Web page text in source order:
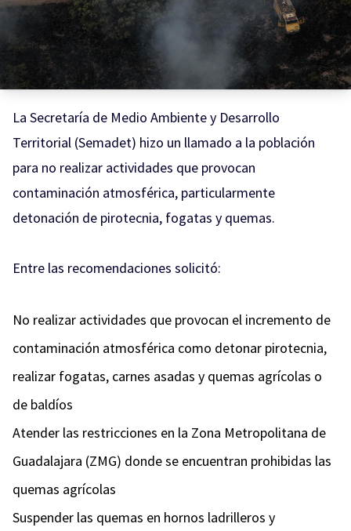
La Secretaría de Medio Ambiente y Desarrollo
Territorial (Semadet) hizo un llamado a la población
para no realizar actividades que provocan
contaminación atmosférica, particularmente
detonación de pirotecnia, fogatas y quemas.
Entre las recomendaciones solicitó:
No realizar actividades que provocan el incremento de
contaminación atmosférica como detonar pirotecnia,
realizar fogatas, carnes asadas y quemas agrícolas o
de baldíos
Atender las restricciones en la Zona Metropolitana de
Guadalajara (ZMG) donde se encuentran prohibidas las
quemas agrícolas
Suspender las quemas en hornos ladrilleros y